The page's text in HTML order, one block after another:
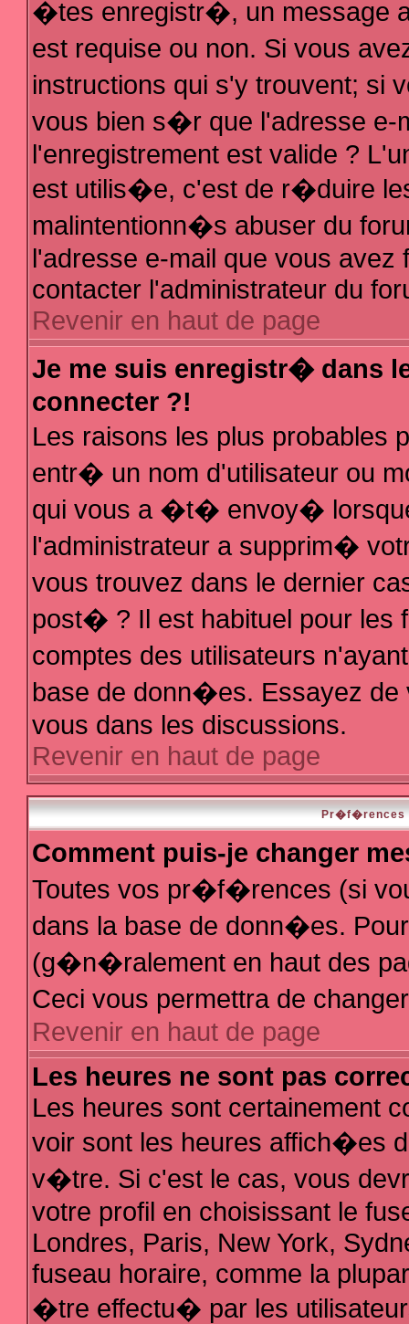
�tes enregistr�, un message
est requise ou non. Si vous
instructions qui s'y trouvent;
vous bien s�r que l'adresse e-
l'enregistrement est valide ?
est utilis�e, c'est de r�duire
malintentionn�s abuser du
l'adresse e-mail que vous
contacter l'administrateur du
Revenir en haut de page
Je me suis enregistr� dans
connecter ?!
Les raisons les plus probables
entr� un nom d'utilisateur ou
qui vous a �t� envoy�
l'administrateur a supprim�
vous trouvez dans le dernier
post� ? Il est habituel pour les
comptes des utilisateurs
base de donn�es. Essayez de
vous dans les discussions.
Revenir en haut de page
Pr�f�rences
Comment puis-je changer
Toutes vos pr�f�rences (si
dans la base de donn�es.
(g�n�ralement en haut des
Ceci vous permettra de
Revenir en haut de page
Les heures ne sont pas
Les heures sont certainement
voir sont les heures affich�es
v�tre. Si c'est le cas, vous
votre profil en choisissant le
Londres, Paris, New York,
fuseau horaire, comme la
�tre effectu� par les